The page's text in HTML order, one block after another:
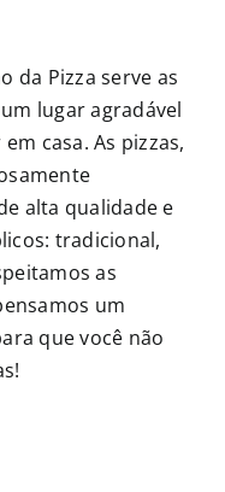
da Pizza serve as
lugar agradável
casa. As pizzas,
alta qualidade e
tradicional,
as
um
que você não